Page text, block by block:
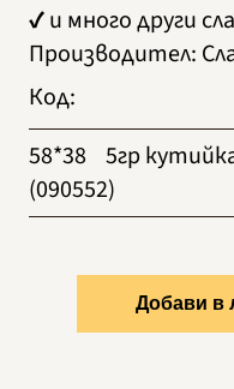
✔ и много други
Производител:
Код:
58*38
(090552)
5гр
Добави в